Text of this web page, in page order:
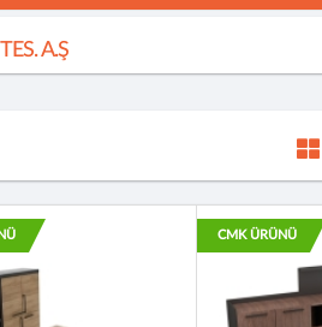
A.Ş
CMK ÜRÜNÜ